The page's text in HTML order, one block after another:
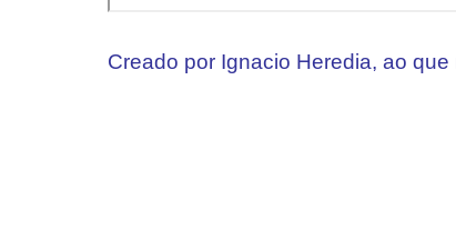
Creado por Ignacio Heredia, ao